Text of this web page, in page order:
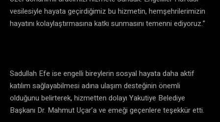
vesilesiyle hayata geçirdiğimiz bu hizmetin, hemşehrilerimizin
hayatını kolaylaştırmasına katkı sunmasını temenni ediyoruz.”
Sadullah Efe ise engelli bireylerin sosyal hayata daha aktif
katılım sağlayabilmesi adına ulaşım desteğinin önemli
olduğunu belirterek, hizmetten dolayı Yakutiye Belediye
Başkanı Dr. Mahmut Uçar’a ve emeği geçenlere teşekkür etti.